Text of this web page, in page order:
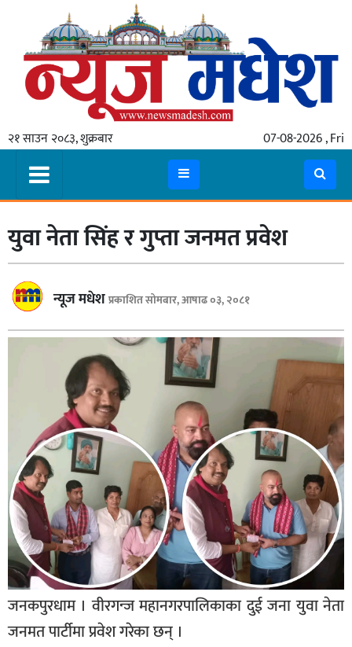
२१ साउन २०८३, शुक्रबार 07-08-2026 , Fri
गृहपृष्ठ
स्थानीय
प्रदेश
मधेश
प्रदेश
लुम्बिनी
गण्डकी
सुदूरपश्चिम
मधेश
विशेष
राजनीति
प्रमुख
समाचार
राष्ट्रिय
अन्तराष्ट्रिय
युवा नेता सिंह र गुप्ता जनमत प्रवेश
न्यूज मधेशप्रकाशित सोमबार, आषाढ ०३, २०८१
जनकपुरधाम । वीरगन्ज महानगरपालिकाका दुई जना युवा नेता
जनमत पार्टीमा प्रवेश गरेका छन् ।